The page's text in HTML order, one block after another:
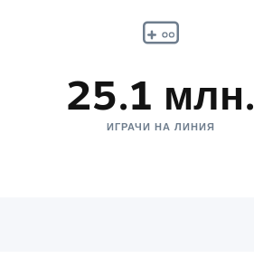
25.1 млн.
ИГРАЧИ НА ЛИНИЯ